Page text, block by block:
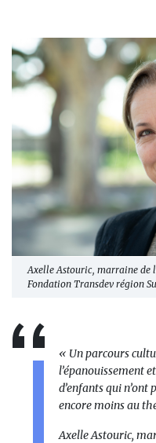
Axelle Astouric, marraine de
Fondation Transdev région
« Un parcours
l’épanouissement
d’enfants qui n’ont
encore moins au
Axelle Astouric,